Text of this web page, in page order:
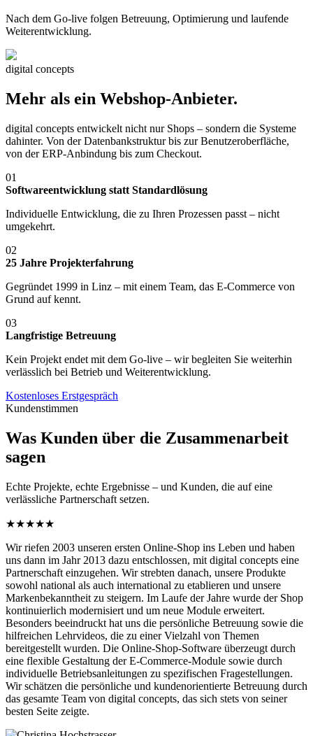
Nach dem Go-live folgen Betreuung, Optimierung und laufende
Weiterentwicklung.
digital concepts
Mehr als ein Webshop-Anbieter.
digital concepts entwickelt nicht nur Shops – sondern die Systeme
dahinter. Von der Datenbankstruktur bis zur Benutzeroberfläche,
von der ERP-Anbindung bis zum Checkout.
01
Softwareentwicklung statt Standardlösung
Individuelle Entwicklung, die zu Ihren Prozessen passt – nicht
umgekehrt.
02
25 Jahre Projekterfahrung
Gegründet 1999 in Linz – mit einem Team, das E-Commerce von
Grund auf kennt.
03
Langfristige Betreuung
Kein Projekt endet mit dem Go-live – wir begleiten Sie weiterhin
verlässlich bei Betrieb und Weiterentwicklung.
Kostenloses Erstgespräch
Kundenstimmen
Was Kunden über die Zusammenarbeit
sagen
Echte Projekte, echte Ergebnisse – und Kunden, die auf eine
verlässliche Partnerschaft setzen.
★★★★★
Wir riefen 2003 unseren ersten Online-Shop ins Leben und haben
uns dann im Jahr 2013 dazu entschlossen, mit digital concepts eine
Partnerschaft einzugehen. Wir strebten danach, unsere Produkte
sowohl national als auch international zu etablieren und unsere
Markenbekanntheit zu steigern. Im Laufe der Jahre wurde der Shop
kontinuierlich modernisiert und um neue Module erweitert.
Besonders beeindruckt hat uns die persönliche Betreuung sowie die
hilfreichen Lehrvideos, die zu einer Vielzahl von Themen
bereitgestellt wurden. Die Online-Shop-Software überzeugt durch
eine flexible Gestaltung der E-Commerce-Module sowie durch
individuelle Betriebsanleitungen zu spezifischen Fragestellungen.
Wir schätzen die persönliche und kundenorientierte Betreuung durch
das gesamte Team von digital concepts, das sich stets von seiner
besten Seite zeigte.